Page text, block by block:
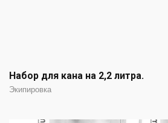
Набор для кана на 2,2 литра.
Экипировка